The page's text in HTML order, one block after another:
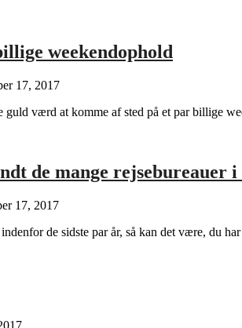
weekendophold
17, 2017
guld værd at komme af sted på et par billige
de mange rejsebureauer
17, 2017
de sidste par år, så kan det være, du